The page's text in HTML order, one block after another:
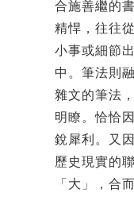
合施善繼的
精悍，往往
小事或細節
中。筆法則
雜文的筆法
明瞭。恰恰
銳犀利。又
歷史現實的
「大」，合